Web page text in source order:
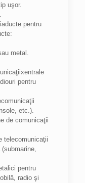
uşor.
pentru
metal.
pentru
etc.).
de comunicaţii
telecomunicaţii
pentru
radio şi